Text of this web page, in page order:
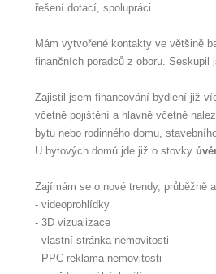
řešení dotací, spolupráci.
Mám vytvořené kontakty ve většině
finančních poradců z oboru. Seskupil
Zajistil jsem financování bydlení již
včetně pojištění a hlavně včetně
bytu nebo rodinného domu,
U bytových domů jde již o stovky
Zajímám se o nové trendy, průběžně
- videoprohlídky
- 3D vizualizace
- vlastní stránka nemovitosti
- PPC reklama nemovitosti